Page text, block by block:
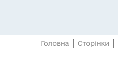
Головна Сторінки